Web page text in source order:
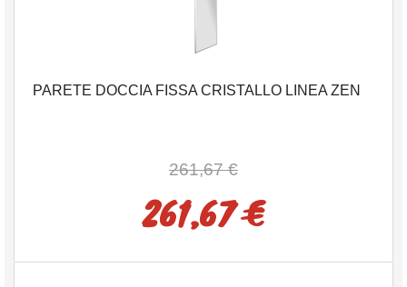
PARETE DOCCIA FISSA CRISTALLO LINEA ZEN
261,67 €
261,67 €